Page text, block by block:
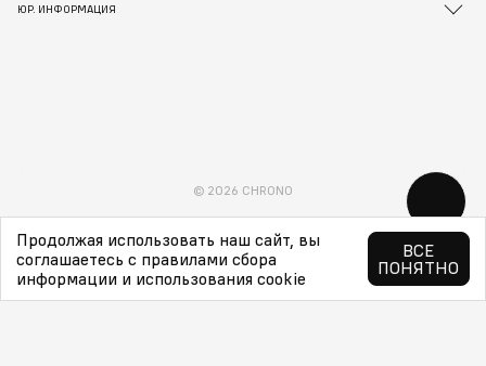
ЮР. ИНФОРМАЦИЯ
© 2026 CHRONO
Продолжая использовать наш сайт, вы
соглашаетесь с правилами сбора
информации и использования cookie
ВСЕ
ПОНЯТНО